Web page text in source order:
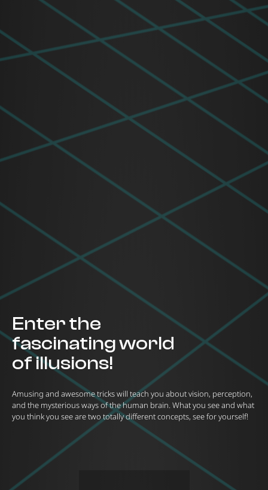
Enter the
fascinating world
of illusions!
Amusing and awesome tricks will teach you about vision, perception,
and the mysterious ways of the human brain. What you see and what
you think you see are two totally different concepts, see for yourself!